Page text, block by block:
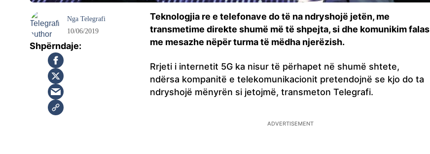
Teknologjia re e telefonave do të na ndryshojë jetën, me
transmetime direkte shumë më të shpejta, si dhe komunikim falas
me mesazhe nëpër turma të mëdha njerëzish.
Rrjeti i internetit 5G ka nisur të përhapet në shumë shtete,
ndërsa kompanitë e telekomunikacionit pretendojnë se kjo do ta
ndryshojë mënyrën si jetojmë, transmeton Telegrafi.
Nga Telegrafi
10/06/2019